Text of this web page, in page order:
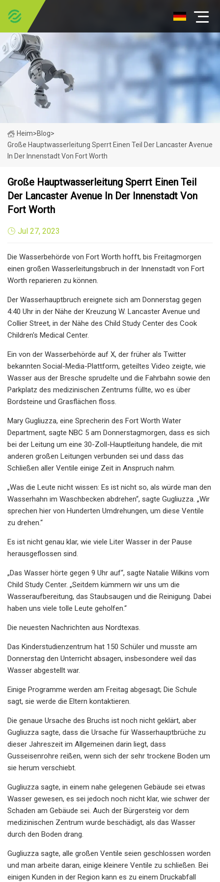
Heim>Blog>
Große Hauptwasserleitung Sperrt Einen Teil Der Lancaster Avenue
In Der Innenstadt Von Fort Worth
Große Hauptwasserleitung Sperrt Einen Teil
Der Lancaster Avenue In Der Innenstadt Von
Fort Worth
Jul 27, 2023
Die Wasserbehörde von Fort Worth hofft, bis Freitagmorgen
einen großen Wasserleitungsbruch in der Innenstadt von Fort
Worth reparieren zu können.
Der Wasserhauptbruch ereignete sich am Donnerstag gegen
4:40 Uhr in der Nähe der Kreuzung W. Lancaster Avenue und
Collier Street, in der Nähe des Child Study Center des Cook
Children's Medical Center.
Ein von der Wasserbehörde auf X, der früher als Twitter
bekannten Social-Media-Plattform, geteiltes Video zeigte, wie
Wasser aus der Bresche sprudelte und die Fahrbahn sowie den
Parkplatz des medizinischen Zentrums füllte, wo es über
Bordsteine ​​und Grasflächen floss.
Mary Gugliuzza, eine Sprecherin des Fort Worth Water
Department, sagte NBC 5 am Donnerstagmorgen, dass es sich
bei der Leitung um eine 30-Zoll-Hauptleitung handele, die mit
anderen großen Leitungen verbunden sei und dass das
Schließen aller Ventile einige Zeit in Anspruch nahm.
„Was die Leute nicht wissen: Es ist nicht so, als würde man den
Wasserhahn im Waschbecken abdrehen“, sagte Gugliuzza. „Wir
sprechen hier von Hunderten Umdrehungen, um diese Ventile
zu drehen.“
Es ist nicht genau klar, wie viele Liter Wasser in der Pause
herausgeflossen sind.
„Das Wasser hörte gegen 9 Uhr auf“, sagte Natalie Wilkins vom
Child Study Center. „Seitdem kümmern wir uns um die
Wasseraufbereitung, das Staubsaugen und die Reinigung. Dabei
haben uns viele tolle Leute geholfen.“
Die neuesten Nachrichten aus Nordtexas.
Das Kinderstudienzentrum hat 150 Schüler und musste am
Donnerstag den Unterricht absagen, insbesondere weil das
Wasser abgestellt war.
Einige Programme werden am Freitag abgesagt; Die Schule
sagt, sie werde die Eltern kontaktieren.
Die genaue Ursache des Bruchs ist noch nicht geklärt, aber
Gugliuzza sagte, dass die Ursache für Wasserhauptbrüche zu
dieser Jahreszeit im Allgemeinen darin liegt, dass
Gusseisenrohre reißen, wenn sich der sehr trockene Boden um
sie herum verschiebt.
Gugliuzza sagte, in einem nahe gelegenen Gebäude sei etwas
Wasser gewesen, es sei jedoch noch nicht klar, wie schwer der
Schaden am Gebäude sei. Auch der Bürgersteig vor dem
medizinischen Zentrum wurde beschädigt, als das Wasser
durch den Boden drang.
Gugliuzza sagte, alle großen Ventile seien geschlossen worden
und man arbeite daran, einige kleinere Ventile zu schließen. Bei
einigen Kunden in der Region kann es zu einem Druckabfall